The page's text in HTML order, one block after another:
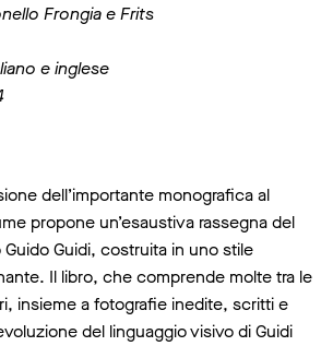
Frongia e Frits
e inglese
dell’importante monografica al
propone un’esaustiva rassegna del
Guidi, costruita in uno stile
Il libro, che comprende molte tra le
insieme a fotografie inedite, scritti e
del linguaggio visivo di Guidi